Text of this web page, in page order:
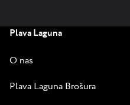
Plava Laguna
O nas
Plava Laguna Brošura